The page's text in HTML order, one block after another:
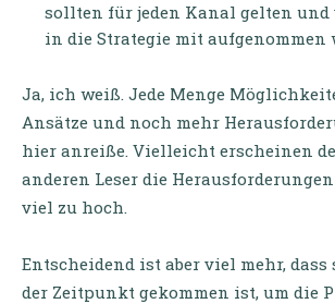
sollten für jeden Kanal gelten und
in die Strategie mit aufgenommen
Ja, ich weiß. Jede Menge
Ansätze und noch mehr
hier anreiße. Vielleicht erscheinen
anderen Leser die
viel zu hoch.
Entscheidend ist aber viel mehr, dass
der Zeitpunkt gekommen ist, um die